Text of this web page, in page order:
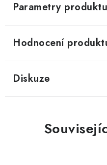
Parametry produktu
Hodnocení
Diskuze